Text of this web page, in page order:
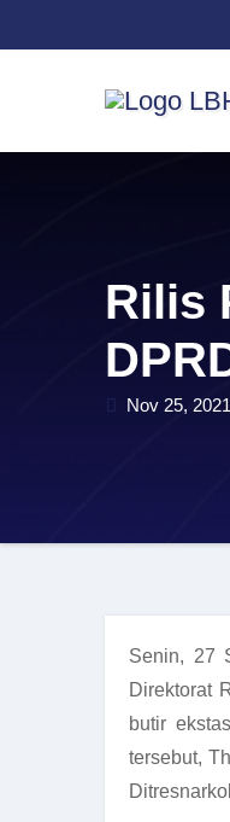
to
Rilis
Nov 25, 2021
Senin, 27
Direktorat
butir
tersebut,